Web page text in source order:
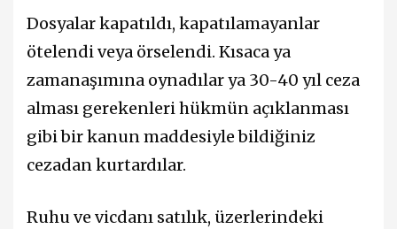
Dosyalar kapatıldı, kapatılamayanlar
ötelendi veya örselendi. Kısaca ya
zamanaşımına oynadılar ya 30-40 yıl ceza
alması gerekenleri hükmün açıklanması
gibi bir kanun maddesiyle bildiğiniz
cezadan kurtardılar.
Ruhu ve vicdanı satılık, üzerlerindeki